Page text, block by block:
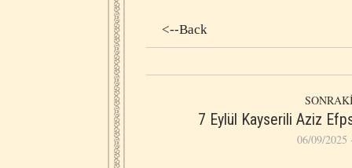
<--Back
7 Eylül Kayserili Aziz
06/09/2025